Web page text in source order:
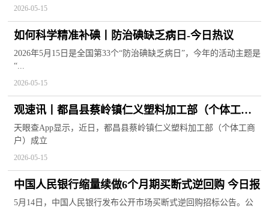
2026-05-15
如何科学精准补碘丨防治碘缺乏病日-今日热议
2026年5月15日是全国第33个“防治碘缺乏病日”，今年的活动主题是
“...
2026-05-15
观速讯丨都昌县蔡岭镇仁义塑料加工部（个体工商
户）成立 注册资本8万人民币
天眼查App显示，近日，都昌县蔡岭镇仁义塑料加工部（个体工商
户）成立
2026-05-15
中国人民银行缩量续做6个月期买断式逆回购 今日报
5月14日，中国人民银行发布公开市场买断式逆回购招标公告。公